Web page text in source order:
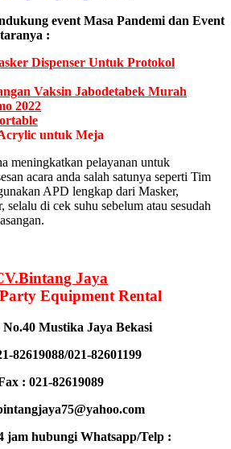
event Masa Pandemi dan Event
:
Dispenser Untuk Protokol
Vaksin Jabodetabek Murah
2022
untuk Meja
meningkatkan pelayanan untuk
acara anda salah satunya seperti Tim
APD lengkap dari Masker,
selalu di cek suhu sebelum atau sesudah
Jaya
EquipmentRental
Mustika Jaya Bekasi
82619088/021-82601199
: 021-82619089
jam hubungi Whatsapp/Telp :